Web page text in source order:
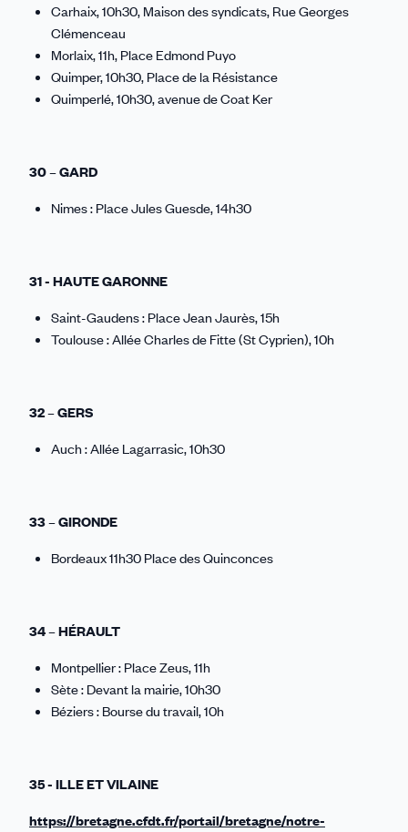
Carhaix, 10h30, Maison des syndicats, Rue Georges
Clémenceau
Morlaix, 11h, Place Edmond Puyo
Quimper, 10h30, Place de la Résistance
Quimperlé, 10h30, avenue de Coat Ker
30 – GARD
Nimes : Place Jules Guesde, 14h30
31 - HAUTE GARONNE
Saint-Gaudens : Place Jean Jaurès, 15h
Toulouse : Allée Charles de Fitte (St Cyprien), 10h
32 – GERS
Auch : Allée Lagarrasic, 10h30
33 – GIRONDE
Bordeaux 11h30 Place des Quinconces
34 – HÉRAULT
Montpellier : Place Zeus, 11h
Sète : Devant la mairie, 10h30
Béziers : Bourse du travail, 10h
35 - ILLE ET VILAINE
https://bretagne.cfdt.fr/portail/bretagne/notre-